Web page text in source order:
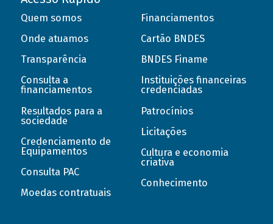
Quem somos
Onde atuamos
Transparência
Consulta a
financiamentos
Resultados para a
sociedade
Credenciamento de
Equipamentos
Consulta PAC
Moedas contratuais
Financiamentos
Cartão BNDES
BNDES Finame
Instituições financeiras
credenciadas
Patrocínios
Licitações
Cultura e economia
criativa
Conhecimento